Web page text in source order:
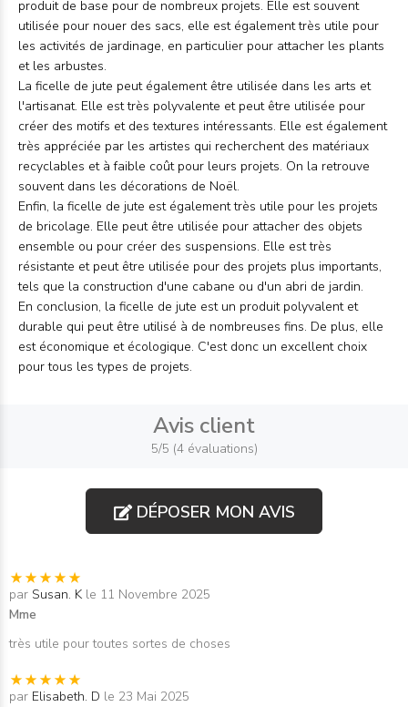
produit de base pour de nombreux projets. Elle est souvent
utilisée pour nouer des sacs, elle est également très utile pour
les activités de jardinage, en particulier pour attacher les plants
et les arbustes.
La ficelle de jute peut également être utilisée dans les arts et
l'artisanat. Elle est très polyvalente et peut être utilisée pour
créer des motifs et des textures intéressants. Elle est également
très appréciée par les artistes qui recherchent des matériaux
recyclables et à faible coût pour leurs projets. On la retrouve
souvent dans les décorations de Noël.
Enfin, la ficelle de jute est également très utile pour les projets
de bricolage. Elle peut être utilisée pour attacher des objets
ensemble ou pour créer des suspensions. Elle est très
résistante et peut être utilisée pour des projets plus importants,
tels que la construction d'une cabane ou d'un abri de jardin.
En conclusion, la ficelle de jute est un produit polyvalent et
durable qui peut être utilisé à de nombreuses fins. De plus, elle
est économique et écologique. C'est donc un excellent choix
pour tous les types de projets.
Avis client
5/5 (4 évaluations)
DÉPOSER MON AVIS
par Susan. K le 11 Novembre 2025
Mme
très utile pour toutes sortes de choses
par Elisabeth. D le 23 Mai 2025